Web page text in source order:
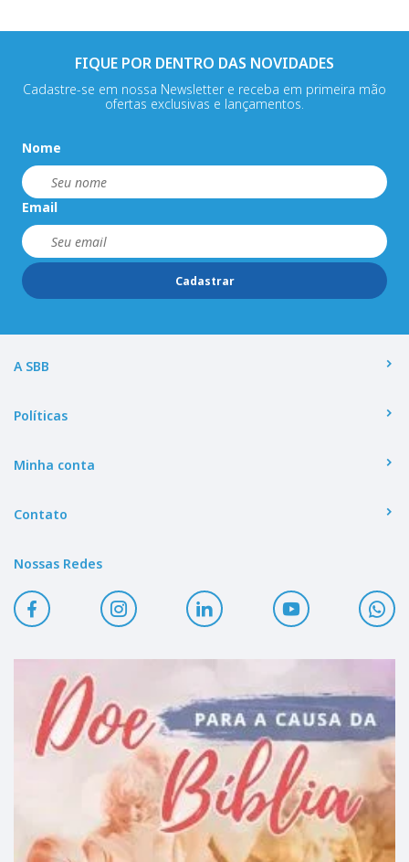
FIQUE POR DENTRO DAS NOVIDADES
Cadastre-se em nossa Newsletter e receba em primeira mão
ofertas exclusivas e lançamentos.
Nome
Email
Cadastrar
A SBB
Políticas
Minha conta
Contato
Nossas Redes